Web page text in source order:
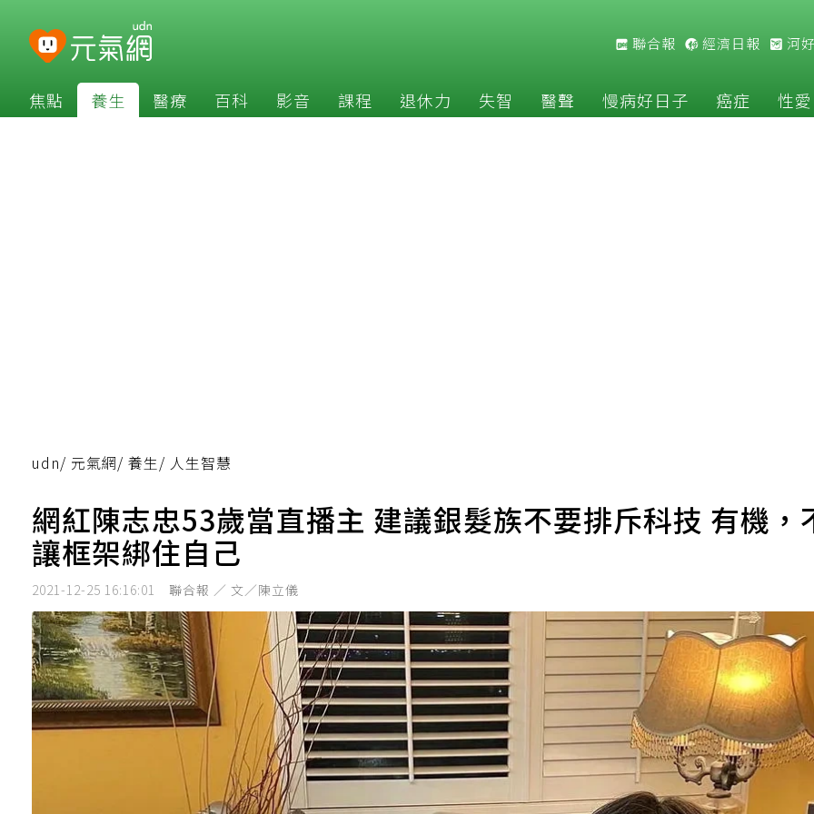
聯合報 經濟日報 河
焦點 養生 醫療 百科 影音 課程 退休力 失智 醫聲 慢病好日子 癌症 性愛
udn/ 元氣網/ 養生/ 人生智慧
網紅陳志忠53歲當直播主 建議銀髮族不要排斥科技 有機，
讓框架綁住自己
2021-12-25 16:16:01 聯合報 ／ 文／陳立儀